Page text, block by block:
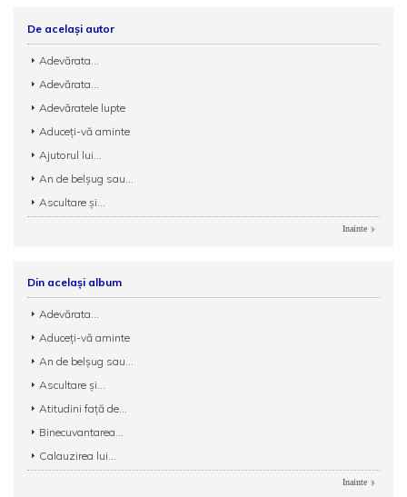
De același autor
Adevărata...
Adevărata...
Adevăratele lupte
Aduceți-vă aminte
Ajutorul lui...
An de belșug sau...
Ascultare și...
Inainte
Din același album
Adevărata...
Aduceți-vă aminte
An de belșug sau...
Ascultare și...
Atitudini față de...
Binecuvantarea...
Calauzirea lui...
Inainte